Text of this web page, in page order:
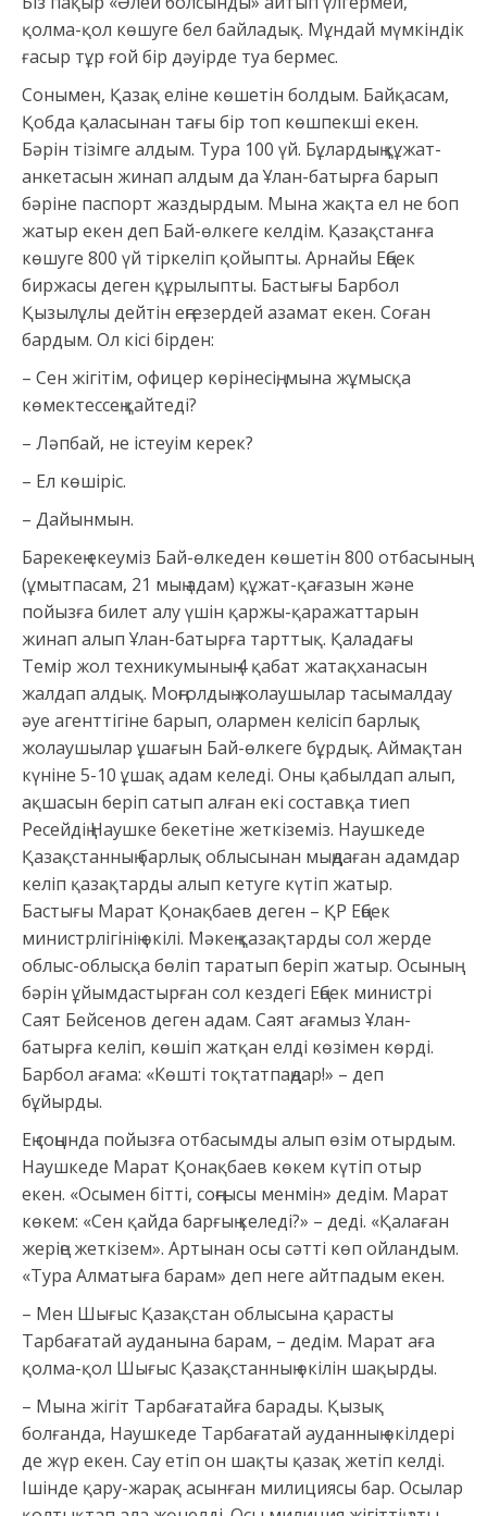
қолма-қол көшуге бел байладық. Мұндай мүмкіндік
ғасыр тұр ғой бір дәуірде туа бермес.
Сонымен, Қазақ еліне көшетін болдым. Байқасам,
Қобда қаласынан тағы бір топ көшпекші екен.
Бәрін тізімге алдым. Тура 100 үй. Бұлардың құжат-
анкетасын жинап алдым да Ұлан-батырға барып
бәріне паспорт жаздырдым. Мына жақта ел не боп
жатыр екен деп Бай-өлкеге келдім. Қазақстанға
көшуге 800 үй тіркеліп қойыпты. Арнайы Еңбек
биржасы деген құрылыпты. Бастығы Барбол
Қызылұлы дейтін еңгезердей азамат екен. Соған
бардым. Ол кісі бірден:
– Сен жігітім, офицер көрінесің, мына жұмысқа
көмектессең қайтеді?
– Ләпбай, не істеуім керек?
– Ел көшіріс.
– Дайынмын.
Барекең екеуміз Бай-өлкеден көшетін 800 отбасының
(ұмытпасам, 21 мың адам) құжат-қағазын және
пойызға билет алу үшін қаржы-қаражаттарын
жинап алып Ұлан-батырға тарттық. Қаладағы
Темір жол техникумының 4 қабат жатақханасын
жалдап алдық. Моңғолдың жолаушылар тасымалдау
әуе агенттігіне барып, олармен келісіп барлық
жолаушылар ұшағын Бай-өлкеге бұрдық. Аймақтан
күніне 5-10 ұшақ адам келеді. Оны қабылдап алып,
ақшасын беріп сатып алған екі составқа тиеп
Ресейдің Наушке бекетіне жеткіземіз. Наушкеде
Қазақстанның барлық облысынан мыңдаған адамдар
келіп қазақтарды алып кетуге күтіп жатыр.
Бастығы Марат Қонақбаев деген – ҚР Еңбек
министрлігінің өкілі. Мәкең қазақтарды сол жерде
облыс-облысқа бөліп таратып беріп жатыр. Осының
бәрін ұйымдастырған сол кездегі Еңбек министрі
Саят Бейсенов деген адам. Саят ағамыз Ұлан-
батырға келіп, көшіп жатқан елді көзімен көрді.
Барбол ағама: «Көшті тоқтатпаңдар!» – деп
бұйырды.
Ең соңында пойызға отбасымды алып өзім отырдым.
Наушкеде Марат Қонақбаев көкем күтіп отыр
екен. «Осымен бітті, соңғысы менмін» дедім. Марат
көкем: «Сен қайда барғың келеді?» – деді. «Қалаған
жеріңе жеткізем». Артынан осы сәтті көп ойландым.
«Тура Алматыға барам» деп неге айтпадым екен.
– Мен Шығыс Қазақстан облысына қарасты
Тарбағатай ауданына барам, – дедім. Марат аға
қолма-қол Шығыс Қазақстанның өкілін шақырды.
– Мына жігіт Тарбағатайға барады. Қызық
болғанда, Наушкеде Тарбағатай ауданның өкілдері
де жүр екен. Сау етіп он шақты қазақ жетіп келді.
Ішінде қару-жарақ асынған милициясы бар. Осылар